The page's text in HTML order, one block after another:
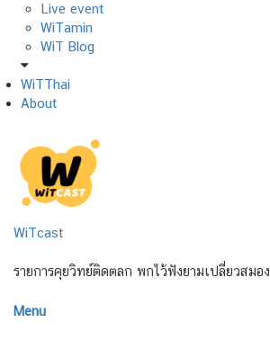
Live event
WiTamin
WiT Blog
WiTThai
About
WiTcast
รายการคุยวิทย์ติดตลก พกไว้ฟังยามเปลี่ยวสมอง
Menu